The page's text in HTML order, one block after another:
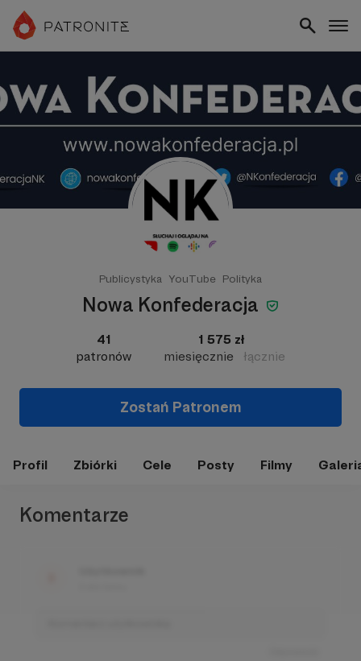
Publicystyka YouTube Polityka
Nowa Konfederacja
41
patronów
1 575 zł
miesięcznie
łącznie
Zostań Patronem
Profil Zbiórki Cele Posty Filmy
Komentarze